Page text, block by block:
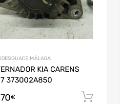
MÁLAGA
KIA CARENS
373002A850
€